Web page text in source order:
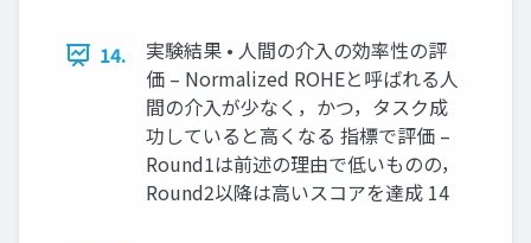
14.
実験結果 • ⼈間の介⼊の効率性の評
価 – Normalized ROHEと呼ばれる⼈
間の介⼊が少なく，かつ，タスク成
功していると⾼くなる 指標で評価 –
Round1は前述の理由で低いものの，
Round2以降は⾼いスコアを達成 14